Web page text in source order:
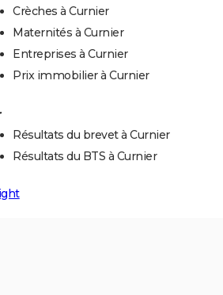
Crèches à Curnier
Maternités à Curnier
Entreprises à Curnier
Prix immobilier à Curnier
Résultats du brevet à Curnier
Résultats du BTS à Curnier